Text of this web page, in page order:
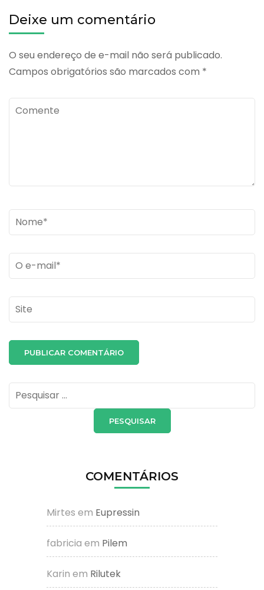
Deixe um comentário
O seu endereço de e-mail não será publicado.
Campos obrigatórios são marcados com *
Comente
Name*
Email *
Site
Pesquisar
por:
COMENTÁRIOS
Mirtes em Eupressin
fabricia em Pilem
Karin em Rilutek